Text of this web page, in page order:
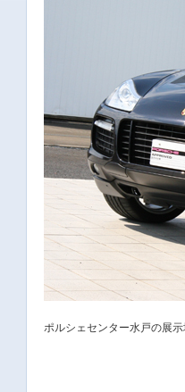
ポルシェセンター水戸の展